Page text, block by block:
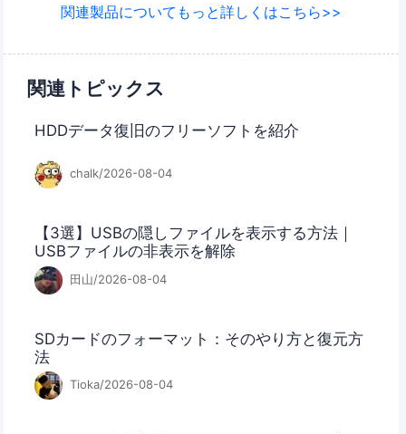
関連製品についてもっと詳しくはこちら>>
関連トピックス
HDDデータ復旧のフリーソフトを紹介
chalk/2026-08-04
【3選】USBの隠しファイルを表示する方法｜
USBファイルの非表示を解除
田山/2026-08-04
SDカードのフォーマット：そのやり方と復元方
法
Tioka/2026-08-04